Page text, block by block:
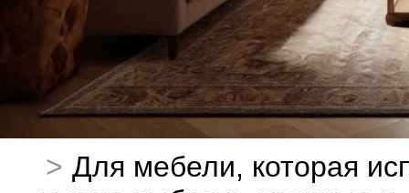
Для мебели, которая